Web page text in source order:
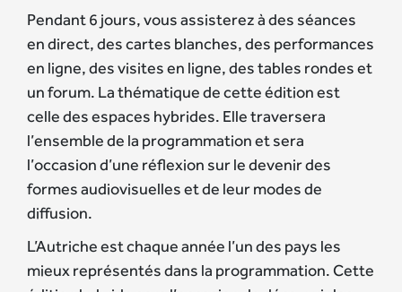
Pendant 6 jours, vous assisterez à des séances
en direct, des cartes blanches, des performances
en ligne, des visites en ligne, des tables rondes et
un forum. La thématique de cette édition est
celle des espaces hybrides. Elle traversera
l’ensemble de la programmation et sera
l’occasion d’une réflexion sur le devenir des
formes audiovisuelles et de leur modes de
diffusion.
L’Autriche est chaque année l’un des pays les
mieux représentés dans la programmation. Cette